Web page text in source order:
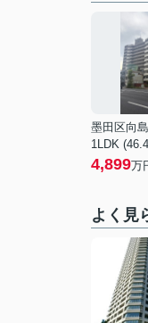
墨田区向
1LDK
4,899万
よく見